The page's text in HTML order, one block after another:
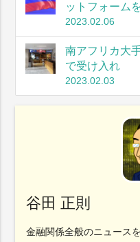
ットフォーム
2023.02.06
南アフリカ大
で受け入れ
2023.02.03
谷田 正則
金融関係全般のニュース